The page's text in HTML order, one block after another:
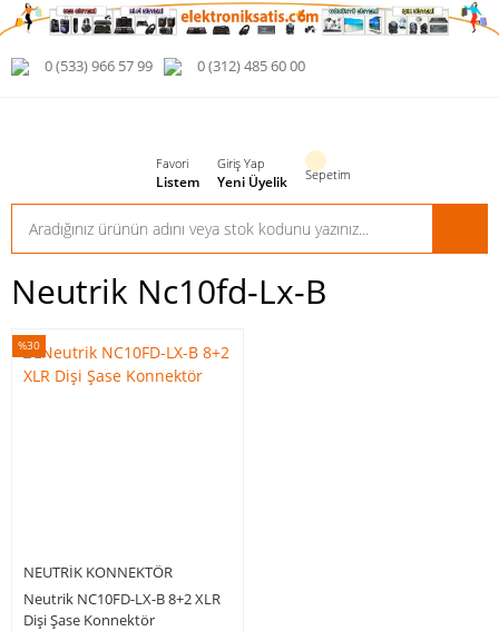
0 (533) 966 57 99 0 (312) 485 60 00
Favori
Listem
Giriş Yap
Yeni Üyelik Sepetim
Neutrik Nc10fd-Lx-B
NEUTRIK KONNEKTÖR
Neutrik NC10FD-LX-B 8+2 XLR
Dişi Şase Konnektör
%30